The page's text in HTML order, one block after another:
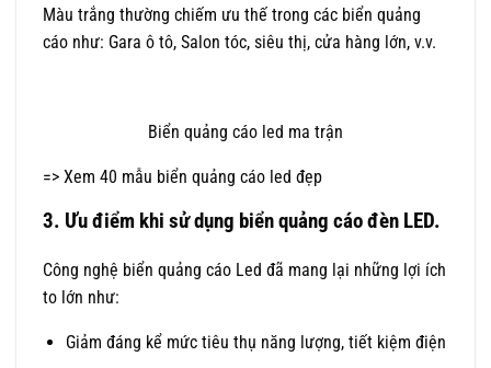
Màu trắng thường chiếm ưu thế trong các biển quảng
cáo như: Gara ô tô, Salon tóc, siêu thị, cửa hàng lớn, v.v.
Biển quảng cáo led ma trận
=> Xem 40 mẫu biển quảng cáo led đẹp
3. Ưu điểm khi sử dụng biển quảng cáo đèn LED.
Công nghệ biển quảng cáo Led đã mang lại những lợi ích
to lớn như:
Giảm đáng kể mức tiêu thụ năng lượng, tiết kiệm điện